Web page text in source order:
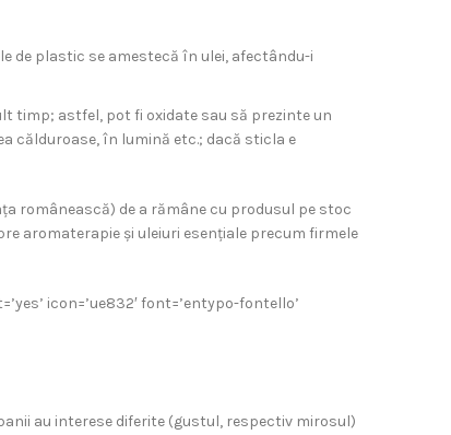
de plastic se amestecă în ulei, afectându-i
timp; astfel, pot fi oxidate sau să prezinte un
călduroase, în lumină etc.; dacă sticla e
românească) de a rămâne cu produsul pe stoc
aromaterapie și uleiuri esențiale precum firmele
icon=’ue832′ font=’entypo-fontello’
au interese diferite (gustul, respectiv mirosul)